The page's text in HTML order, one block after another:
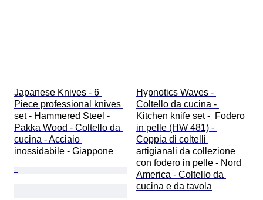
Japanese Knives - 6
Piece professional knives
set - Hammered Steel -
Pakka Wood - Coltello da
cucina - Acciaio
inossidabile - Giappone
Hypnotics Waves -
Coltello da cucina -
Kitchen knife set -  Fodero
in pelle (HW 481) -
Coppia di coltelli
artigianali da collezione
con fodero in pelle - Nord
America - Coltello da
cucina e da tavola